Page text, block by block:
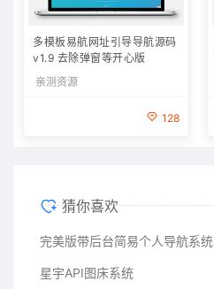
多模板易航网址引导导航源码
v1.9 去除弹窗等开心版
亲测资源
128
猜你喜欢
完美版带后台简易个人导航系统
星宇API图床系统